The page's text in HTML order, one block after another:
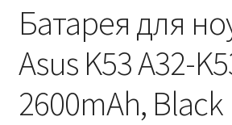
Батарея для
Asus K53 A32-
2600mAh, Black